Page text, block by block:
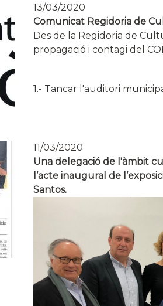
13/03/2020
Comunicat Regidoria de
Des de la Regidoria de
propagació i contagi del
1.- Tancar l'auditori
11/03/2020
Una delegació de l'àmbit
l’acte inaugural de
Santos.